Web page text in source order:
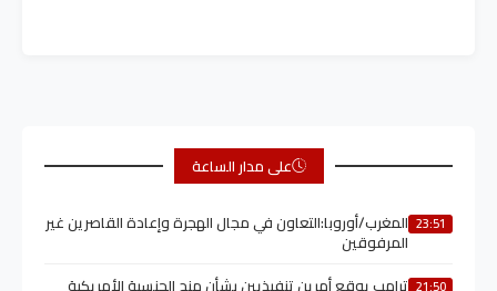
على مدار الساعة
23:51 المغرب/أوروبا:التعاون في مجال الهجرة وإعادة القاصرين غير
المرفوقين
21:50 ترامب يوقع أمرين تنفيذيين بشأن منح الجنسية الأمريكية